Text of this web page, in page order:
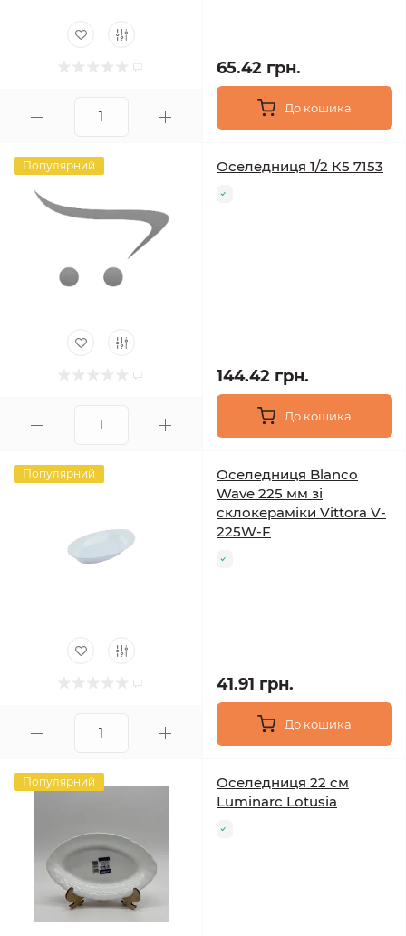
65.42 грн.
До кошика
Популярний Оселедниця 1/2 К5 7153
144.42 грн.
До кошика
Популярний
Оселедниця Blanco
Wave 225 мм зі
склокераміки Vittora V-
225W-F
41.91 грн.
До кошика
Популярний
Оселедниця 22 см
Luminarc Lotusia